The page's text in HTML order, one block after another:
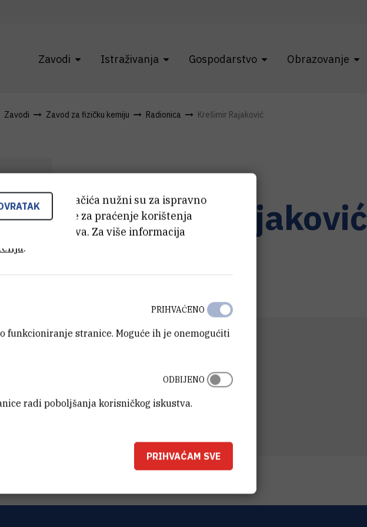
Zavodi Istraživanja Gospodarstvo Obrazovanje
Zavodi Zavod za fizičku kemiju Radionica Krešimir Rajaković
Krešimir Rajaković
ZAVOD
Bijenička 54
HR-10000 Zagreb
od tih kolačića nužni su za ispravno
drugi koriste za praćenje korištenja
iskustva. Za više informacija
.
funkcioniranje stranice. Moguće ih je onemogućiti
PRIHVAĆENO
radi poboljšanja korisničkog iskustva.
ODBIJENO
PRIHVAĆAM SVE